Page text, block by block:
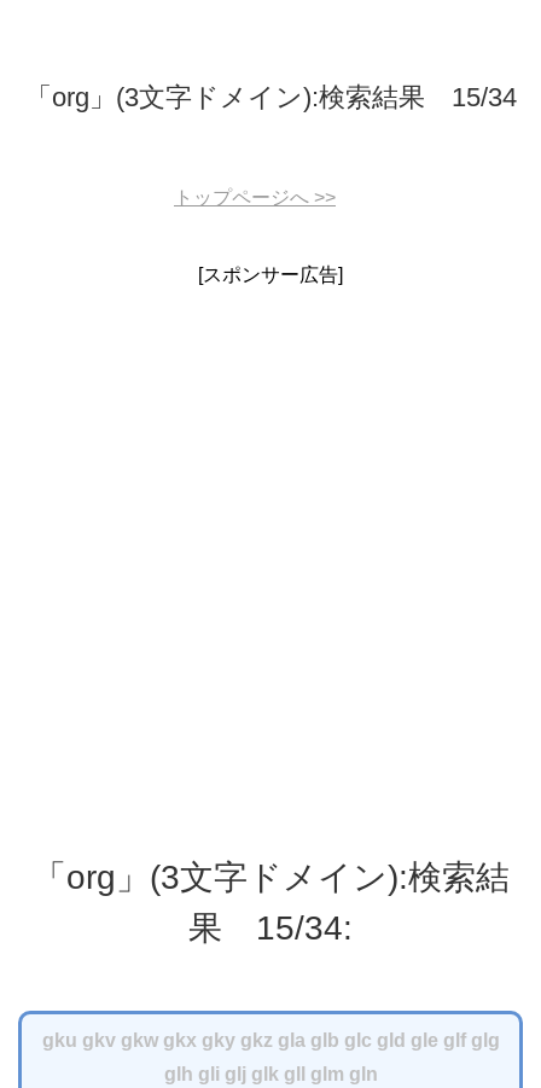
「org」(3文字ドメイン):検索結果 15/34
トップページへ >>
[スポンサー広告]
「org」(3文字ドメイン):検索結
果 15/34:
gku gkv gkw gkx gky gkz gla glb glc gld gle glf glg
glh gli glj glk gll glm gln